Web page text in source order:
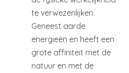
te verwezenlijken.
Geneest aarde
energieën en heeft een
grote affiniteit met de
natuur en met de